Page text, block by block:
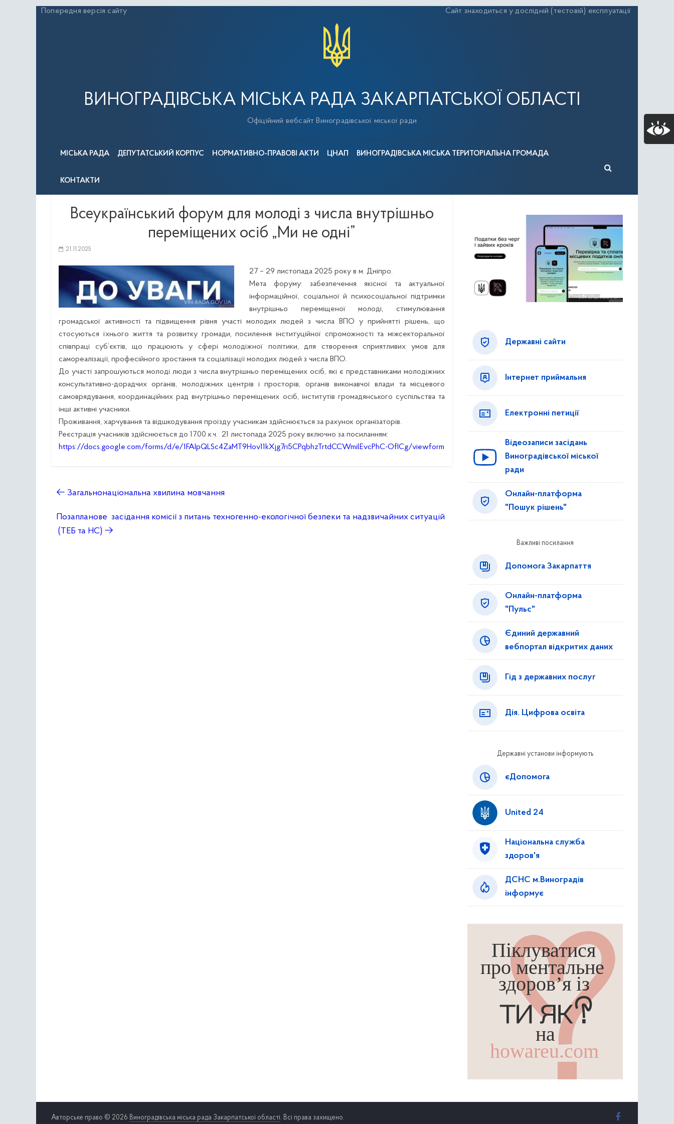
Перейти
Попередня версія сайту Сайт знаходиться у дослідній (тестовій) експлуатації
ВИНОГРАДІВСЬКА МІСЬКА РАДА ЗАКАРПАТСЬКОЇ ОБЛАСТІ
Офіційний вебсайт Виноградівської міської ради
МІСЬКА РАДА ДЕПУТАТСЬКИЙ КОРПУС НОРМАТИВНО-ПРАВОВІ АКТИ ЦНАП ВИНОГРАДІВСЬКА МІСЬКА ТЕРИТОРІАЛЬНА ГРОМАДА
КОНТАКТИ
Всеукраїнський форум для молоді з числа внутрішньо
переміщених осіб „Ми не одні”
21.11.2025
27 – 29 листопада 2025 року в м. Дніпро.
Мета форуму: забезпечення якісної та актуальної
інформаційної, соціальної й психосоціальної підтримки
внутрішньо переміщеної молоді, стимулювання
громадської активності та підвищення рівня участі молодих людей з числа ВПО у прийнятті рішень, що
стосуються їхнього життя та розвитку громади, посилення інституційної спроможності та міжсекторальної
співпраці суб’єктів, що працюють у сфері молодіжної політики, для створення сприятливих умов для
самореалізації, професійного зростання та соціалізації молодих людей з числа ВПО.
До участі запрошуються молоді люди з числа внутрішньо переміщених осіб, які є представниками молодіжних
консультативно-дорадчих органів, молодіжних центрів і просторів, органів виконавчої влади та місцевого
самоврядування, координаційних рад внутрішньо переміщених осіб, інститутів громадянського суспільства та
інші активні учасники.
Проживання, харчування та відшкодування проїзду учасникам здійснюється за рахунок організаторів.
Реєстрація учасників здійснюється до 17.00 к.ч. 21 листопада 2025 року включно за посиланням:
https://docs.google.com/forms/d/e/1FAIpQLSc4ZaMT9Hov11kXjg7ri5CPqbhzTrtdCCWmilEvcPhC-OfICg/viewform
← Загальнонаціональна хвилина мовчання
Позапланове засідання комісії з питань техногенно-екологічної безпеки та надзвичайних ситуацій
(ТЕБ та НС) →
Державні сайти
Інтернет приймальня
Електронні петиції
Відеозаписи засідань
Виноградівської міської
ради
Онлайн-платформа
"Пошук рішень"
Важливі посилання
Допомога Закарпаття
Онлайн-платформа
"Пульс"
Єдиний державний
вебпортал відкритих даних
Гід з державних послуг
Дія. Цифрова освіта
Державні установи інформують
єДопомога
United 24
Національна служба
здоров'я
ДСНС м.Виноградів
інформує
Авторське право © 2026 Виноградівська міська рада Закарпатської області. Всі права захищено.